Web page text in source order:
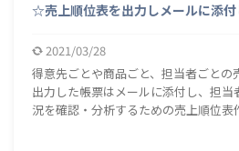
☆売上順位表を出力しメールに添
2021/03/28
得意先ごとや商品ごと、担当者ごとの
出力した帳票はメールに添付し、担当者へ
況を確認・分析するための売上順位